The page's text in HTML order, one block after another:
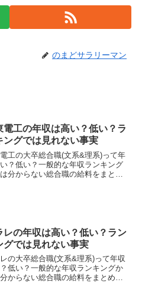
のまどサラリーマン
電工の年収は高い？低い？ラ
ングでは見れない事実
工の大卒総合職(文系&理系)って年
？低い？一般的な年収ランキング
分からない総合職の給料をまとめ
レの年収は高い？低い？ラン
グでは見れない事実
の大卒総合職(文系&理系)って年収
低い？一般的な年収ランキングか
からない総合職の給料をまとめて